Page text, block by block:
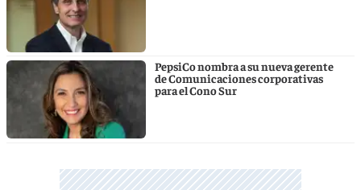
PepsiCo nombra a su nueva gerente
de Comunicaciones corporativas
para el Cono Sur